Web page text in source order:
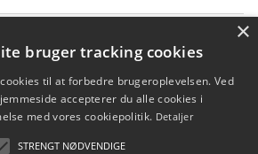
kørsel hos en køreskole i
×
bruger tracking cookies
til at forbedre brugeroplevelsen. Ved
accepterer du alle cookies i
med vores cookiepolitik. Detaljer
STRENGT NØDVENDIGE